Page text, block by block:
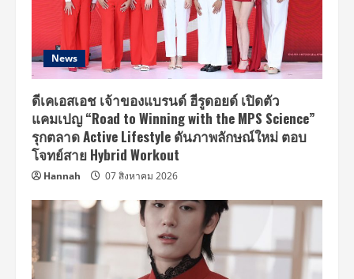
News
ดีเคเอสเอช เจ้าของแบรนด์ ฮีรูดอยด์ เปิดตัว
แคมเปญ “Road to Winning with the MPS Science”
รุกตลาด Active Lifestyle ดันภาพลักษณ์ใหม่ ตอบ
โจทย์สาย Hybrid Workout
Hannah 07 สิงหาคม 2026